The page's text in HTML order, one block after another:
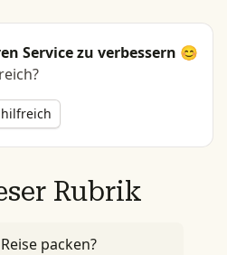
Service zu verbessern 😊
Rubrik
packen?